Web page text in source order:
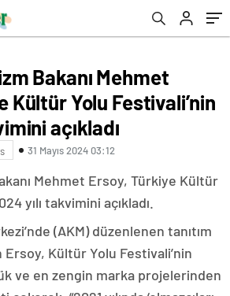
Bakanı Mehmet
Kültür Yolu Festivali’nin
açıkladı
31 Mayıs 2024 03:12
Mehmet Ersoy, Türkiye Kültür
yılı takvimini açıkladı.
(AKM) düzenlenen tanıtım
Ersoy, Kültür Yolu Festivali’nin
ve en zengin marka projelerinden